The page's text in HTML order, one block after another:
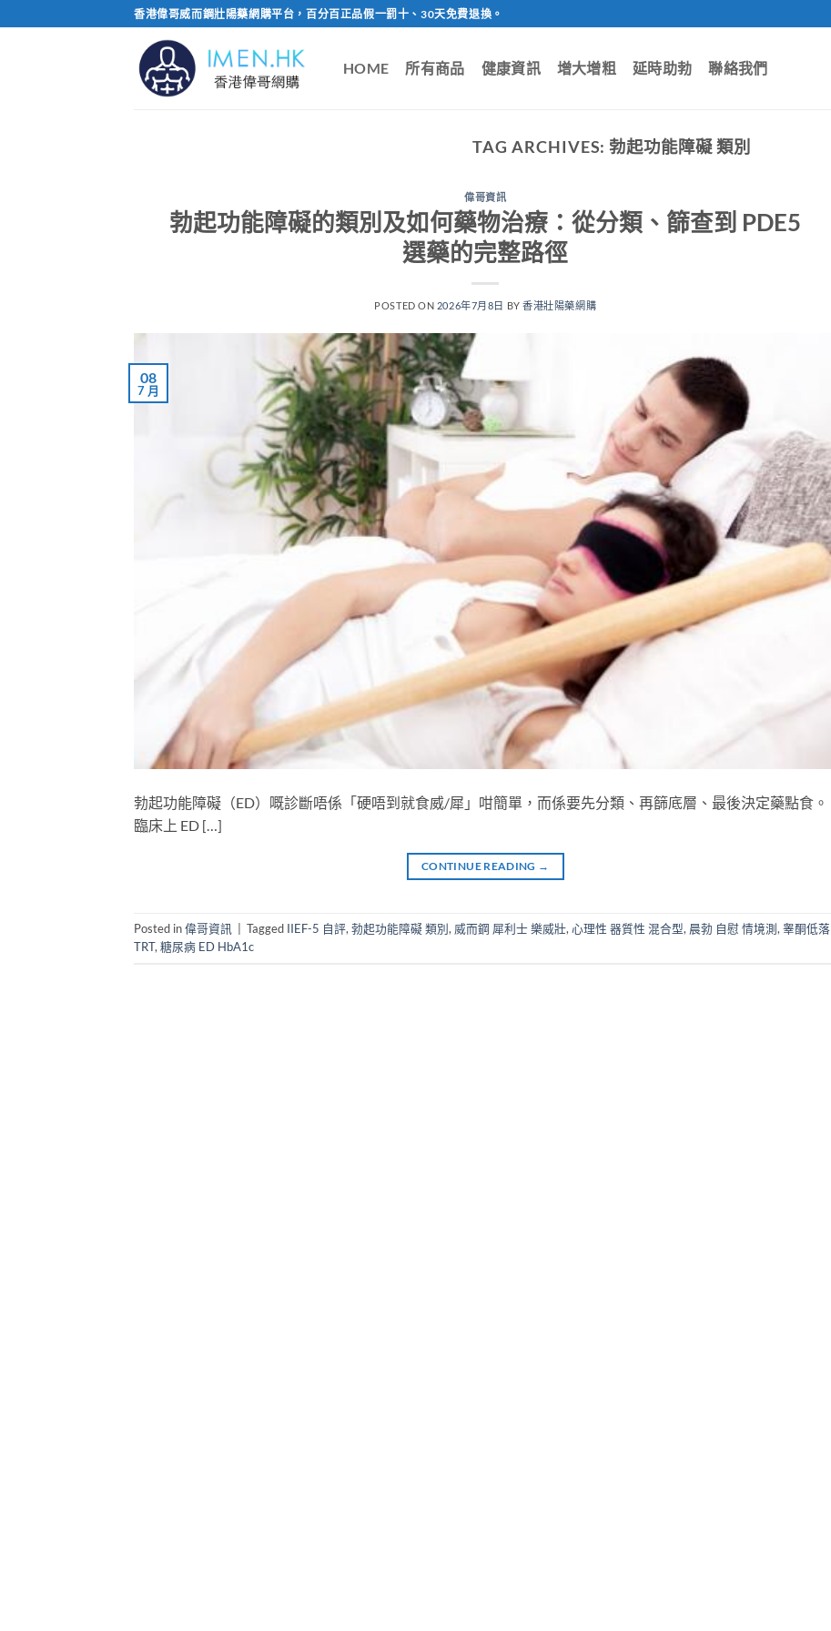
to
香港偉哥威而鋼壯陽藥網購平台，百分百正品假一罰十、30天免費退換。
HOME 所有商品 健康資訊 增大增粗 延時助勃 聯絡我們
TAG ARCHIVES: 勃起功能障礙 類別
偉哥資訊
勃起功能障礙的類別及如何藥物治療：從分類、篩查到 PDE5
選藥的完整路徑
POSTED ON 2026年7月8日 BY香港壯陽藥網購
08
7 月
勃起功能障礙（ED）嘅診斷唔係「硬唔到就食威/犀」咁簡單，而係要先分類、再篩底層、最後決定藥點食。
臨床上 ED […]
CONTINUE READING →
Posted in偉哥資訊 Tagged IIEF-5 自評, 勃起功能障礙 類別, 威而鋼 犀利士 樂威壯, 心理性 器質性 混合型, 晨勃 自慰 情境測, 睾酮低落
TRT, 糖尿病 ED HbA1c